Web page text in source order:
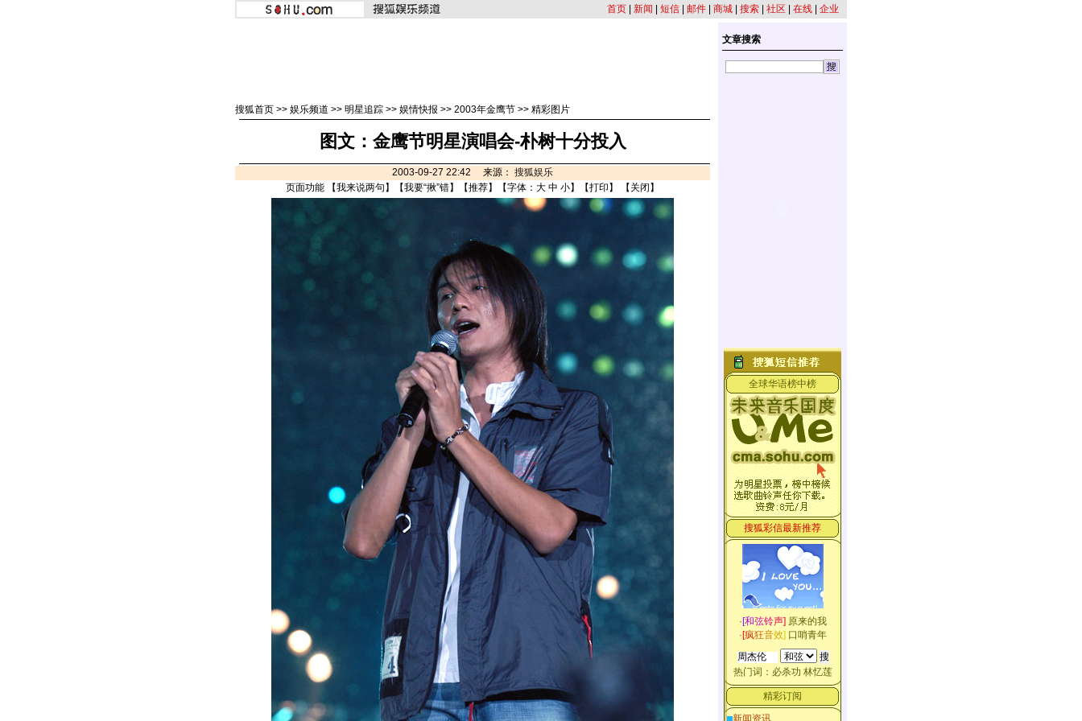
首页 新闻 短信 邮件 商城 搜索 社区 在线 企业
搜狐首页 >> 娱乐频道 >> 明星追踪 >> 娱情快报 >> 2003年金鹰节 >> 精彩图片
图文：金鹰节明星演唱会-朴树十分投入
2003-09-27 22:42 来源： 搜狐娱乐
页面功能 【我来说两句 】【我要“揪”错】【推荐】【字体： 大 中 小】【打印 】 【 关闭 】
文章搜索
全球华语榜中榜
搜狐彩信最新推荐
·[和弦铃声] 原来的我
·[疯狂音效] 口哨青年
热门词： 必杀功 林忆莲
精彩订阅
新闻资讯